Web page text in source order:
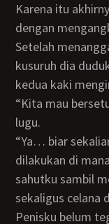
Karena itu
dengan
Setelah
kusuruh dia
kedua kaki
“Kita mau bersetubuh di atas meja ini?” tanya Halina
lugu.
“Ya… biar sekalian belajar, bahwa bersetubuh itu bisa
dilakukan di
sahutku sambil
sekaligus celana
Penisku belum tegang benar. Tapi setelah kucolek-